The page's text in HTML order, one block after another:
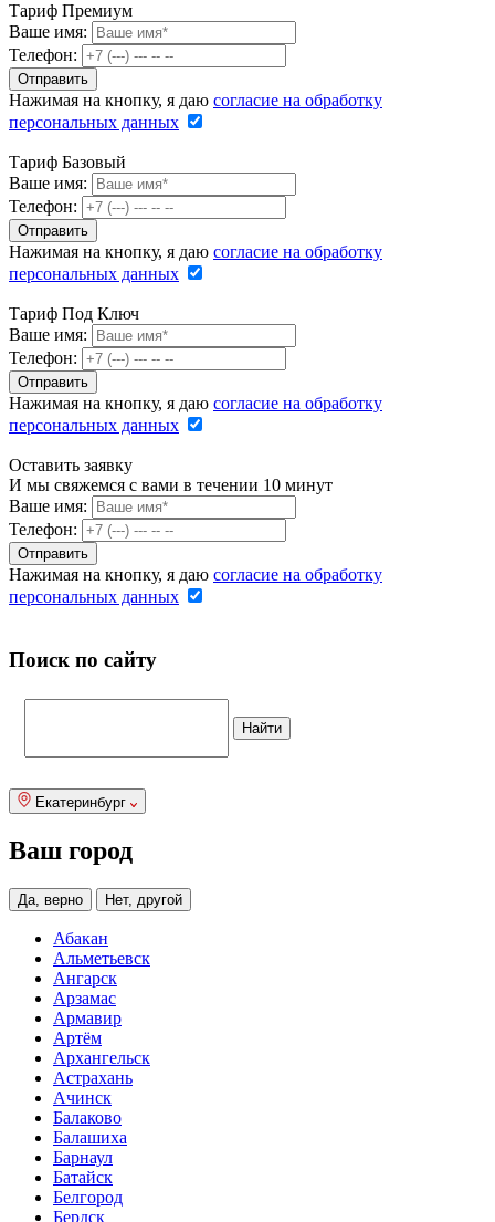
Тариф Премиум
Ваше имя:
Телефон:
Нажимая на кнопку, я даю согласие на обработку
персональных данных
Тариф Базовый
Ваше имя:
Телефон:
Нажимая на кнопку, я даю согласие на обработку
персональных данных
Тариф Под Ключ
Ваше имя:
Телефон:
Нажимая на кнопку, я даю согласие на обработку
персональных данных
Оставить заявку
И мы свяжемся с вами в течении 10 минут
Ваше имя:
Телефон:
Нажимая на кнопку, я даю согласие на обработку
персональных данных
Поиск по сайту
Екатеринбург
Ваш город
Да, верно Нет, другой
Абакан
Альметьевск
Ангарск
Арзамас
Армавир
Артём
Архангельск
Астрахань
Ачинск
Балаково
Балашиха
Барнаул
Батайск
Белгород
Бердск